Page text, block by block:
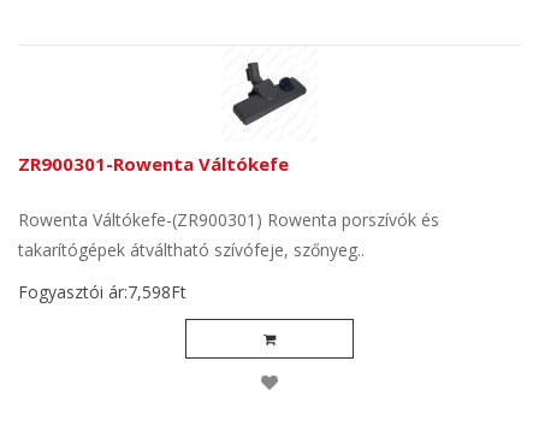
ZR900301-Rowenta Váltókefe
Rowenta Váltókefe-(ZR900301) Rowenta porszívók és
takarítógépek átváltható szívófeje, szőnyeg..
Fogyasztói ár:7,598Ft